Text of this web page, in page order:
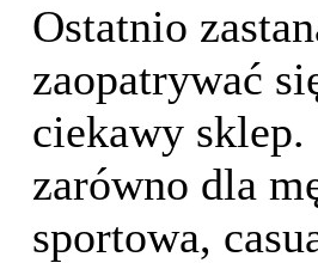
Ostatnio
zaopatrywać
ciekawy
zarówno dla
sportowa,